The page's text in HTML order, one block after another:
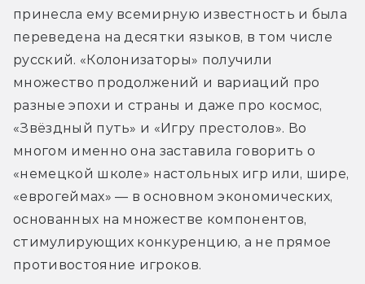
принесла ему всемирную известность и была
переведена на десятки языков, в том числе
русский. «Колонизаторы» получили
множество продолжений и вариаций про
разные эпохи и страны и даже про космос,
«Звёздный путь» и «Игру престолов». Во
многом именно она заставила говорить о
«немецкой школе» настольных игр или, шире,
«еврогеймах» — в основном экономических,
основанных на множестве компонентов,
стимулирующих конкуренцию, а не прямое
противостояние игроков.